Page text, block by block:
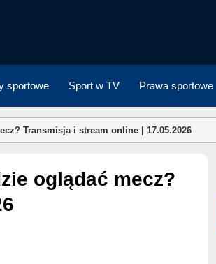
sportowe Sport w TV Prawa sportowe
Transmisja i stream online | 17.05.2026